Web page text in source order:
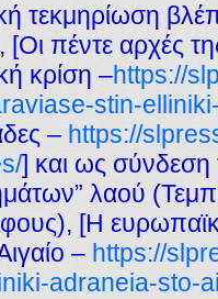
τεκμηρίωση
πέντε αρχές
κρίση –https://
stin-
– https://
] και ως
λαού
[Η
– https://
adraneia-sto-